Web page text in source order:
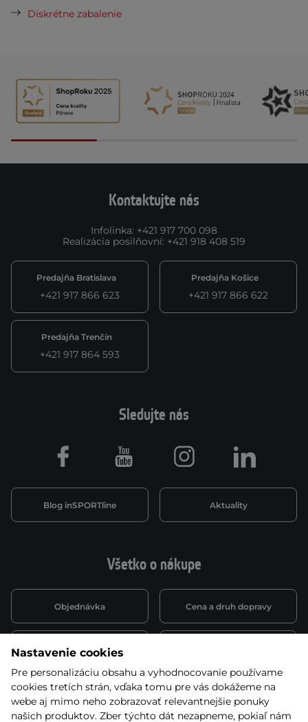
Diskrétne zabalenie
Kontaktujte nás
Infolinka: +421 917 700 098
Realizácia posilňovní: +421 918 408 519
Predajňa Bratislava
+421 917 866 623
Predajňa Košice
+421 917 866 622
Predajňa Trenčín
+421 917 864 593
Všetko o nákupe
Objednávka Cena a druh dopravy
Spôsob platby
Montáž a servis Reklamácie a záruka
Sledujte nás
Blog inSPORTline Aktuality
Facebook Youtube Instagram LinkedIn
Nastavenie cookies
Pre personalizáciu obsahu a vyhodnocovanie používame
cookies tretích strán, vďaka tomu pre vás dokážeme na
webe aj mimo neho zobrazovať relevantnejšie ponuky
našich produktov. Zber týchto dát nezapneme, pokiaľ nám